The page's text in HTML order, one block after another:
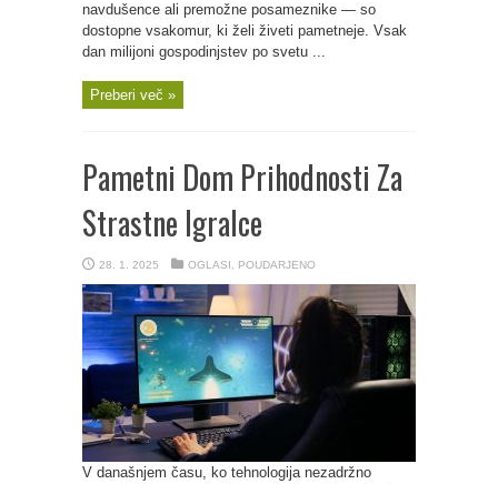
navdušence ali premožne posameznike — so
dostopne vsakomur, ki želi živeti pametneje. Vsak
dan milijoni gospodinjstev po svetu ...
Preberi več »
Pametni Dom Prihodnosti Za
Strastne Igralce
28. 1. 2025 OGLASI POUDARJENO
V današnjem času, ko tehnologija nezadržno